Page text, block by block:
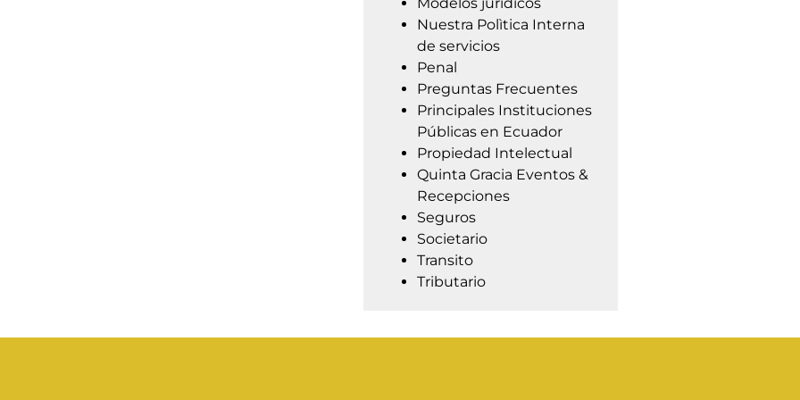
Modelos jurídicos
Nuestra Polìtica Interna
de servicios
Penal
Preguntas Frecuentes
Principales Instituciones
Públicas en Ecuador
Propiedad Intelectual
Quinta Gracia Eventos &
Recepciones
Seguros
Societario
Transito
Tributario